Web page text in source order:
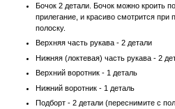
Бочок 2 детали. Бочок можно кроить
прилегание, и красиво смотрится при
полоску.
Верхняя часть рукава - 2 детали
Нижняя (локтевая) часть рукава - 2
Верхний воротник - 1 деталь
Нижний воротник - 1 деталь
Подборт - 2 детали (переснимите с